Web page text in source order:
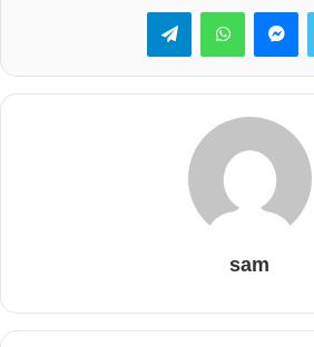
تويتر ماسنجرواتساب تيلقرام
sam